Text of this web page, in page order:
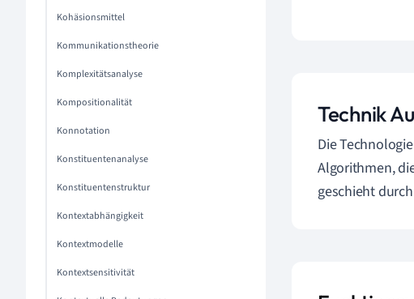
Kohäsionsmittel
Kommunikationstheorie
Komplexitätsanalyse
Kompositionalität
Konnotation
Konstituentenanalyse
Konstituentenstruktur
Kontextabhängigkeit
Kontextmodelle
Kontextsensitivität
Technik
Die
Algorithmen,
geschieht